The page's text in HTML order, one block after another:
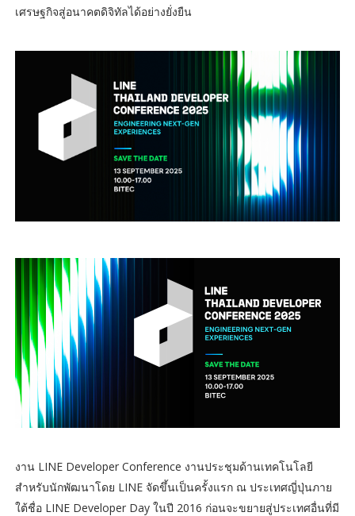
เศรษฐกิจสู่อนาคตดิจิทัลได้อย่างยั่งยืน
งาน LINE Developer Conference งานประชุมด้านเทคโนโลยี
สำหรับนักพัฒนาโดย LINE จัดขึ้นเป็นครั้งแรก ณ ประเทศญี่ปุ่นภาย
ใต้ชื่อ LINE Developer Day ในปี 2016 ก่อนจะขยายสู่ประเทศอื่นที่มี